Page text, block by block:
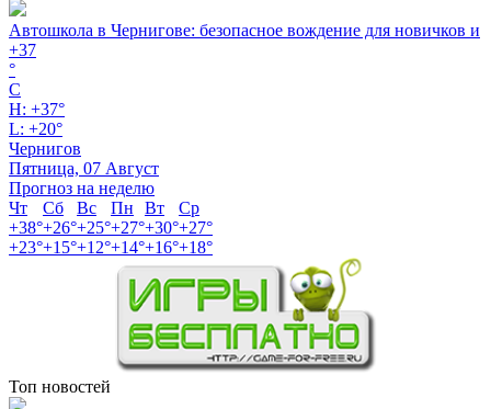
Автошкола в Чернигове: безопасное вождение для новичков и
+37
°
C
H: +37°
L: +20°
Чернигов
Пятница, 07 Август
Прогноз на неделю
Чт
Сб Вс Пн Вт
Ср
+38°+26°+25°+27°+30°+27°
+23°+15°+12°+14°+16°+18°
Топ новостей